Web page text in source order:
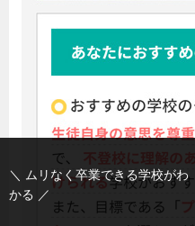
＼ ムリなく卒業できる学校がわ
かる ／